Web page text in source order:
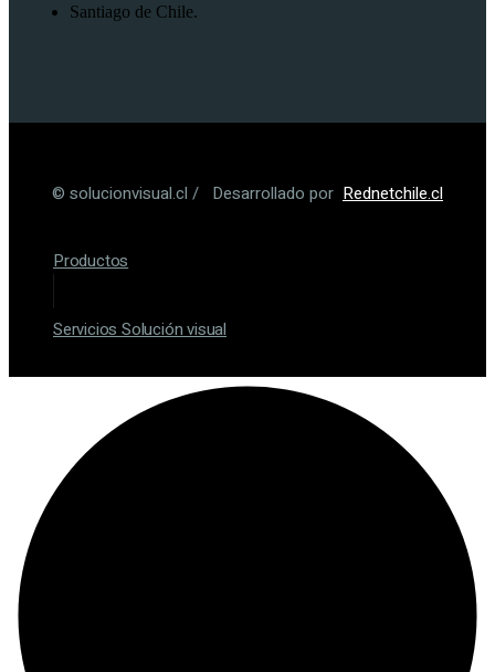
Santiago de Chile.
© solucionvisual.cl / Desarrollado por Rednetchile.cl
Productos
Servicios Solución visual